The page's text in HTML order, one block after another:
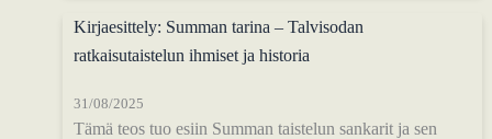
Kirjaesittely: Summan tarina – Talvisodan
ratkaisutaistelun ihmiset ja historia
31/08/2025
Tämä teos tuo esiin Summan taistelun sankarit ja sen